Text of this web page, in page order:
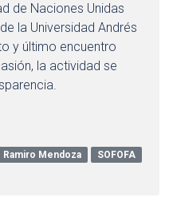
de Naciones Unidas
la Universidad Andrés
y último encuentro
la actividad se
Ramiro Mendoza
SOFOFA